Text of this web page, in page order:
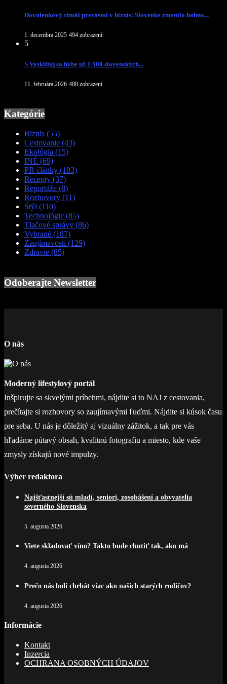
Dovolenkový rituál prerástol v biznis: Slovenke zmenilo bahno...
1. decembra 2025 494 zobrazení
5
S Vyskilluj sa hýbe už 1 500 slovenských...
11. februára 2026 488 zobrazení
Kategórie
Biznis (55)
Cestovanie (43)
Ekológia (15)
INÉ (69)
PR články (103)
Recepty (37)
Reportáže (8)
Rozhovory (11)
Štýl (110)
Technológie (85)
Tlačové správy (86)
Vybrané (187)
Zaujímavosti (129)
Zdravie (85)
Odoberajte Newsletter
O nás
Moderný lifestylový portál
Inšpirujte sa skvelými príbehmi, nájdite si to NAJ z cestovania,
prečítajte si rozhovory so zaujímavými ľuďmi. Nájdite si kúsok času
pre seba. U nás je dôležitý aj vizuálny zážitok, a tak pre vás
hľadáme pútavý obsah, kvalitnú fotografiu a miesto, kde vaše
zmysly získajú nové impulzy.
Výber redaktora
Najšťastnejší sú mladí, seniori, zosobášení a obyvatelia
severného Slovenska
5. augusta 2026
Viete skladovať víno? Takto bude chutiť tak, ako má
4. augusta 2026
Prečo nás bolí chrbát viac ako našich starých rodičov?
4. augusta 2026
Informácie
Kontakt
Inzercia
OCHRANA OSOBNÝCH ÚDAJOV